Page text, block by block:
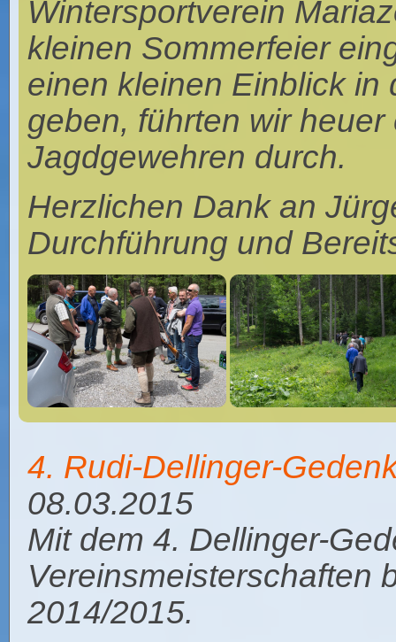
Wintersportverein
kleinen Sommerfeier
einen kleinen Einblick
geben, führten wir
Jagdgewehren durch.
Herzlichen Dank an
Durchführung und
4. Rudi-Dellinger-
08.03.2015
Mit dem 4. Dellinger-
Vereinsmeisterschaften
2014/2015.